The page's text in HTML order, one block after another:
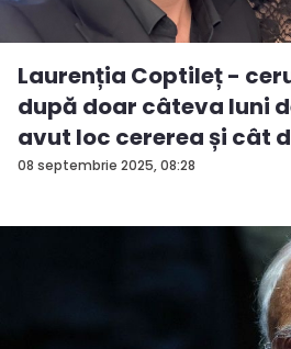
08 septembrie 2025, 08:28
Laurenția Coptileț -
după doar câteva luni
avut loc cererea și cât